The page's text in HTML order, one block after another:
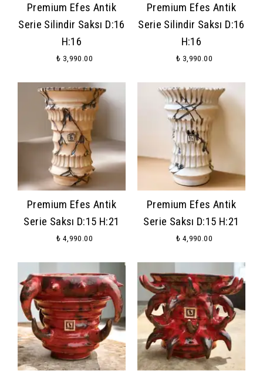
Premium Efes Antik
Serie Silindir Saksı D:16
H:16
₺ 3,990.00
Premium Efes Antik
Serie Silindir Saksı D:16
H:16
₺ 3,990.00
Premium Efes Antik
Serie Saksı D:15 H:21
₺ 4,990.00
Premium Efes Antik
Serie Saksı D:15 H:21
₺ 4,990.00